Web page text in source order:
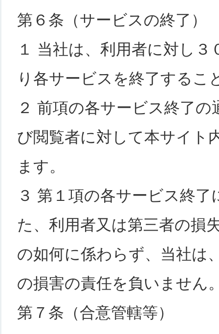
第６条（サービスの終了）
１ 当社は、利用者に対し
り各サービスを終了するこ
２ 前項の各サービス終了
び閲覧者に対して本サイト
ます。
３ 第１項の各サービス終
た、利用者又は第三者の損
の如何に係わらず、当社は
の損害の責任を負いません
第７条（合意管轄等）